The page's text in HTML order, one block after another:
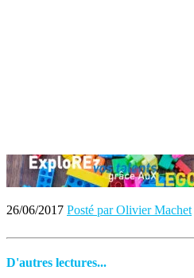
26/06/2017 Posté par Olivier Machet
D'autres lectures...